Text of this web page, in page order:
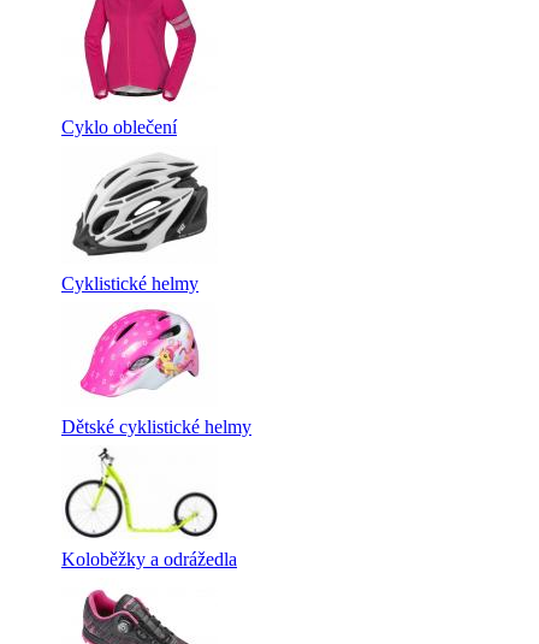
Cyklo oblečení
Cyklistické helmy
Dětské cyklistické helmy
Koloběžky a odrážedla